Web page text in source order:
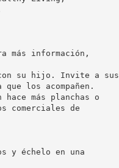
más información,
con su hijo. Invite a sus
los acompañen.
más planchas o
comerciales de
y échelo en una